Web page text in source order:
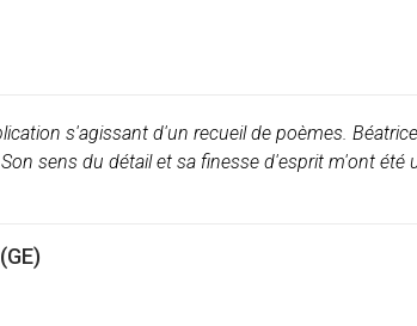
s'agissant d'un recueil de poèmes.
sens du détail et sa finesse d'esprit m'ont été